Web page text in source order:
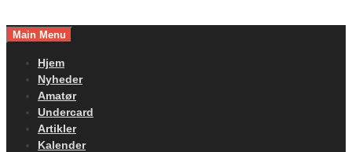
toMain Menu
Hjem
Nyheder
Amatør
Undercard
Artikler
Kalender